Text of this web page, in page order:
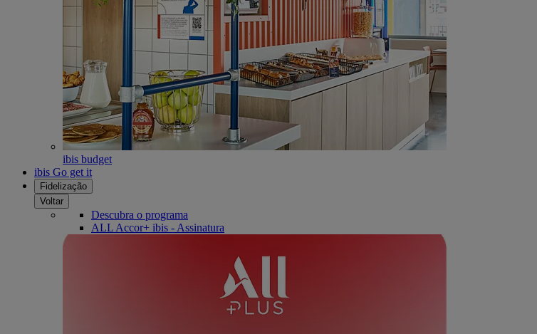
ibis budget
ibis Go get it
Fidelização
Voltar
Descubra o programa
ALL Accor+ ibis - Assinatura